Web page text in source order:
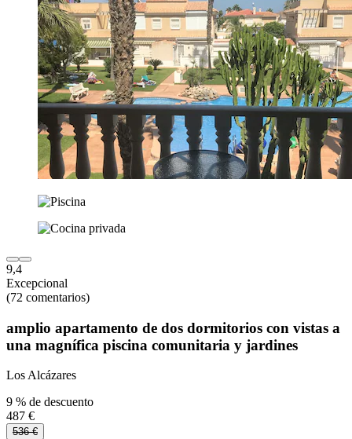
9,4
Excepcional
(72 comentarios)
amplio apartamento de dos dormitorios con vistas a
una magnífica piscina comunitaria y jardines
Los Alcázares
9 % de descuento
487 €
536 €